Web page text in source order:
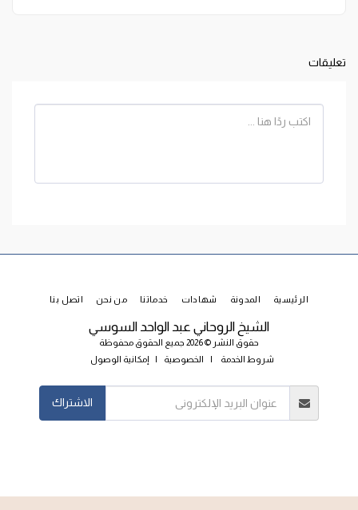
تعليقات
الشيخ الروحاني عبد الواحد السوسي
حقوق النشر © 2026 جميع الحقوق محفوظة
شروط الخدمة
| الخصوصية | إمكانية الوصول
الرئيسية المدونة شهادات خدماتنا من نحن اتصل بنا
الاشتراك